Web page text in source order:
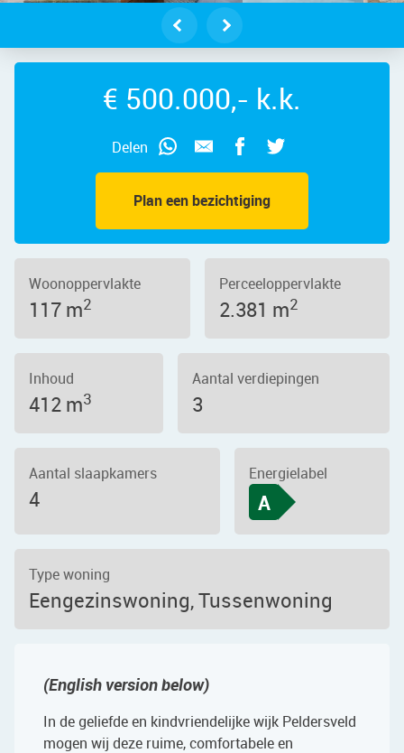
Plan een bezichtiging
Delen
€ 500.000,- k.k.
Woonoppervlakte
117 m2
Perceeloppervlakte
2.381 m2
Inhoud
412 m3
Aantal verdiepingen
3
Aantal slaapkamers
4
Energielabel
A
Type woning
Eengezinswoning, Tussenwoning
(English version below)
In de geliefde en kindvriendelijke wijk Peldersveld
mogen wij deze ruime, comfortabele en